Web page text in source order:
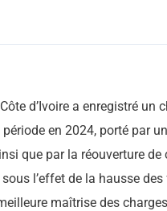
d’Ivoire a enregistré un
en 2024, porté par
que par la réouverture
l’effet de la hausse
maîtrise des